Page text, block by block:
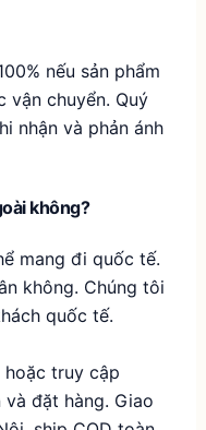
nếu sản phẩm
vận chuyển. Quý
nhận và phản ánh
không?
mang đi quốc tế.
không. Chúng tôi
quốc tế.
hoặc truy cập
đặt hàng. Giao